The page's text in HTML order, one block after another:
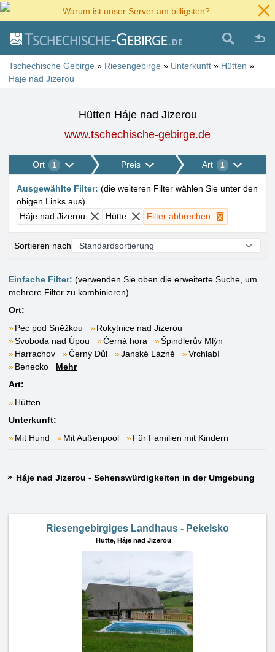
Warum ist unser Server am billigsten?
Tschechische Gebirge » Riesengebirge » Unterkunft » Hütten »
Háje nad Jizerou
Hütten Háje nad Jizerou
www.tschechische-gebirge.de
Ort 1 Preis Art 1
Ausgewählte Filter: (die weiteren Filter wählen Sie unter den
obigen Links aus)
Háje nad Jizerou
Hütte Filter abbrechen
Sortieren nach
Einfache Filter: (verwenden Sie oben die erweiterte Suche, um
mehrere Filter zu kombinieren)
Ort:
Pec pod Sněžkou
Rokytnice nad Jizerou
Svoboda nad Úpou
Černá hora
Špindlerův Mlýn
Harrachov
Černý Důl Janské Lázně
Vrchlabí
Benecko
Mehr
Art:
Hütten
Unterkunft:
Mit Hund
Mit Außenpool Für Familien mit Kindern
Háje nad Jizerou - Sehenswürdigkeiten in der Umgebung
Riesengebirgiges Landhaus - Pekelsko
Hütte, Háje nad Jizerou